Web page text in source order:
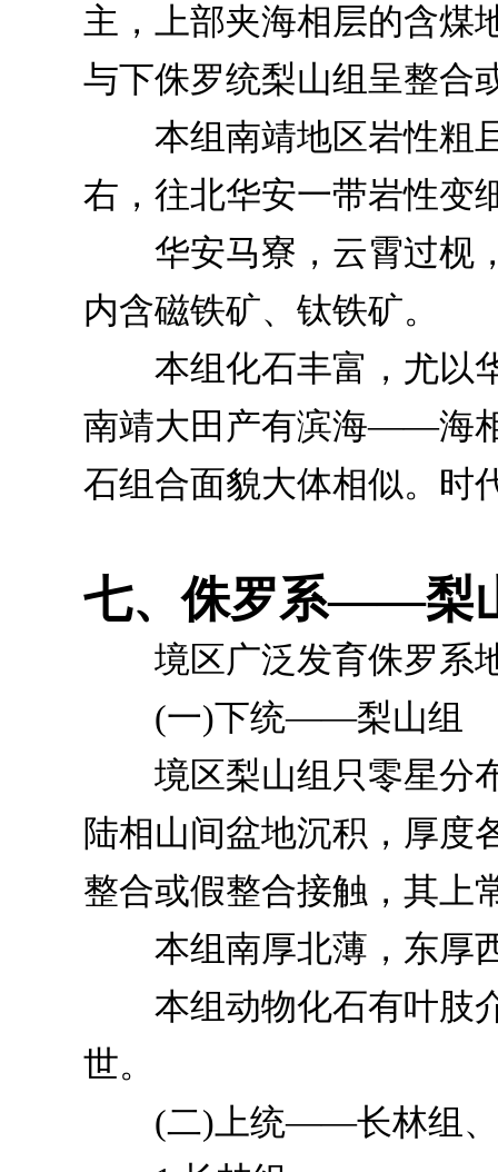
主，上部夹海相层的含煤
与下侏罗统梨山组呈整合
本组南靖地区岩性粗且
右，往北华安一带岩性变
华安马寮，云霄过枧，
内含磁铁矿、钛铁矿。
本组化石丰富，尤以华
南靖大田产有滨海——海
石组合面貌大体相似。时
七、侏罗系——梨
境区广泛发育侏罗系地
(一)下统——梨山组
境区梨山组只零星分布
陆相山间盆地沉积，厚度
整合或假整合接触，其上
本组南厚北薄，东厚
本组动物化石有叶肢介
世。
(二)上统——长林组、